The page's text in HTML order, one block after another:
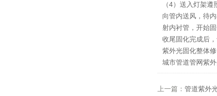
（4）送入灯架
向管内送风，待
射内衬管，开始
收尾固化完成后
紫外光固化整体
城市管道管网紫
上一篇： 管道紫外